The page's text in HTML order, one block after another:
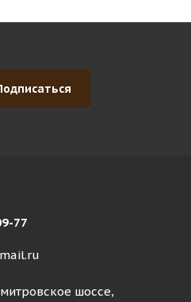
77
шоссе,